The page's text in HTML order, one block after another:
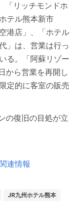
「リッチモンドホ
テル熊本新市
港店」、「ホテル
」は、営業は行っ
る。「阿蘇リゾー
から営業を再開し
定的に客室の販売
の復旧の目処が立
連情報
JR九州ホテル熊本